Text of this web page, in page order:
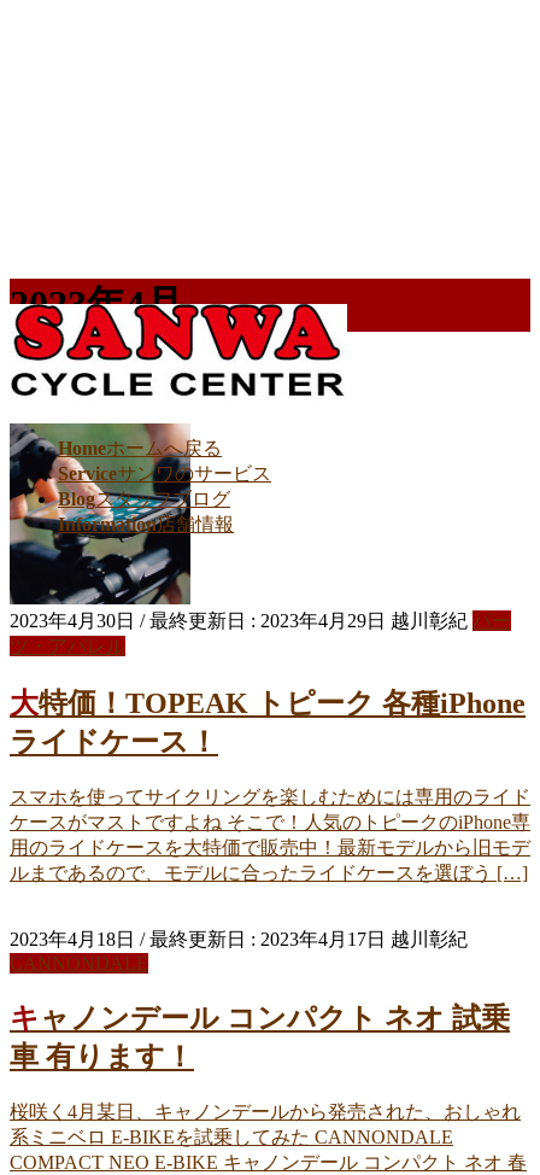
Homeホームへ戻る
Serviceサンワのサービス
Blogスタッフブログ
Information店舗情報
2023年4月
HOME
2023年4月
2023年4月30日 / 最終更新日 : 2023年4月29日 越川彰紀 パー
ツ・アパレル
大特価！TOPEAK トピーク 各種iPhone
ライドケース！
スマホを使ってサイクリングを楽しむためには専用のライド
ケースがマストですよね そこで！人気のトピークのiPhone専
用のライドケースを大特価で販売中！最新モデルから旧モデ
ルまであるので、モデルに合ったライドケースを選ぼう […]
2023年4月18日 / 最終更新日 : 2023年4月17日 越川彰紀
CANNONDALE
キャノンデール コンパクト ネオ 試乗
車 有ります！
桜咲く4月某日、キャノンデールから発売された、おしゃれ
系ミニベロ E-BIKEを試乗してみた CANNONDALE
COMPACT NEO E-BIKE キャノンデール コンパクト ネオ 春